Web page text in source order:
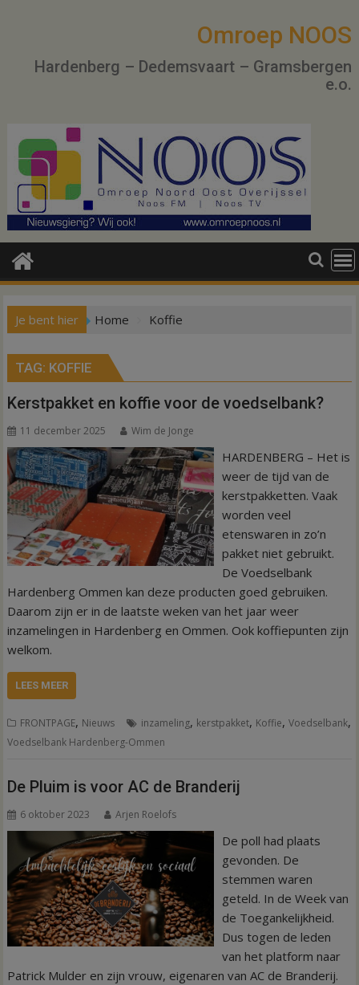
Omroep NOOS
Hardenberg – Dedemsvaart – Gramsbergen
e.o.
Je bent hier Home Koffie
TAG: KOFFIE
Kerstpakket en koffie voor de voedselbank?
11 december 2025 Wim de Jonge
HARDENBERG – Het is
weer de tijd van de
kerstpakketten. Vaak
worden veel
etenswaren in zo’n
pakket niet gebruikt.
De Voedselbank
Hardenberg Ommen kan deze producten goed gebruiken.
Daarom zijn er in de laatste weken van het jaar weer
inzamelingen in Hardenberg en Ommen. Ook koffiepunten zijn
welkom.
LEES MEER
FRONTPAGE, Nieuws inzameling, kerstpakket, Koffie,Voedselbank,
Voedselbank Hardenberg-Ommen
De Pluim is voor AC de Branderij
6 oktober 2023 Arjen Roelofs
De poll had plaats
gevonden. De
stemmen waren
geteld. In de Week van
de Toegankelijkheid.
Dus togen de leden
van het platform naar
Patrick Mulder en zijn vrouw, eigenaren van AC de Branderij.